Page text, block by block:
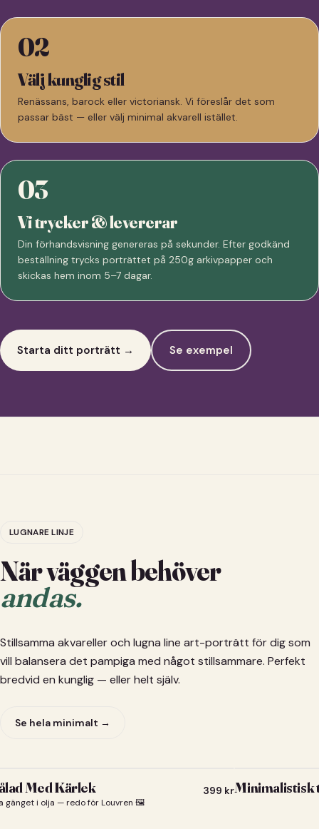
02
Välj kunglig stil
Renässans, barock eller victoriansk. Vi föreslår det som
passar bäst — eller välj minimal akvarell istället.
03
Vi trycker & levererar
Din förhandsvisning genereras på sekunder. Efter godkänd
beställning trycks porträttet på 250g arkivpapper och
skickas hem inom 5–7 dagar.
Starta ditt porträtt → Se exempel
LUGNARE LINJE
När väggen behöver
andas.
Stillsamma akvareller och lugna line art-porträtt för dig som
vill balansera det pampiga med något stillsammare. Perfekt
bredvid en kunglig — eller helt själv.
Se hela minimalt →
Med Kärlek
gänget i olja — redo för Louvren 🖼️
399 krMinimalistisk